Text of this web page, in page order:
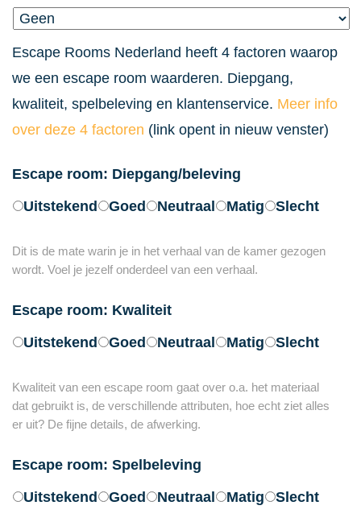
Escape Rooms Nederland heeft 4 factoren waarop
we een escape room waarderen. Diepgang,
kwaliteit, spelbeleving en klantenservice. Meer info
over deze 4 factoren (link opent in nieuw venster)
Escape room: Diepgang/beleving
Uitstekend
Goed Neutraal Matig Slecht
Dit is de mate warin je in het verhaal van de kamer gezogen
wordt. Voel je jezelf onderdeel van een verhaal.
Escape room: Kwaliteit
Uitstekend
Goed Neutraal Matig Slecht
Kwaliteit van een escape room gaat over o.a. het materiaal
dat gebruikt is, de verschillende attributen, hoe echt ziet alles
er uit? De fijne details, de afwerking.
Escape room: Spelbeleving
Uitstekend
Goed Neutraal Matig Slecht